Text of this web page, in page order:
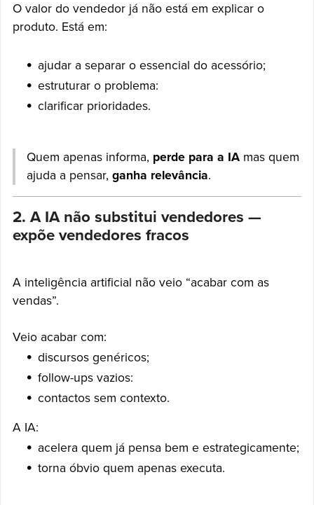
O valor do vendedor já não está em explicar o
produto. Está em:
ajudar a separar o essencial do acessório;
estruturar o problema:
clarificar prioridades.
Quem apenas informa, perde para a IA mas quem
ajuda a pensar, ganha relevância.
2. A IA não substitui vendedores —
expõe vendedores fracos
A inteligência artificial não veio “acabar com as
vendas”.
Veio acabar com:
discursos genéricos;
follow-ups vazios:
contactos sem contexto.
A IA:
acelera quem já pensa bem e estrategicamente;
torna óbvio quem apenas executa.